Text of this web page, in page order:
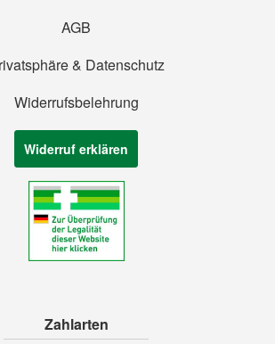
AGB
& Datenschutz
Widerrufsbelehrung
Widerruf erklären
Zahlarten